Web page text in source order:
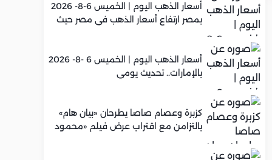
أسعار الذهب اليوم | الخميس 6-8- 2026
بمصر ارتفاع أسعار الذهب في مصر حيث
أسعار الذهب اليوم | الخميس 6 -8- 2026
بالإمارات.. تحديث يومي
كزبرة وعصام صاصا يطرحان «بيان هام»
بالتزامن مع اقتراب عرض فيلم «محمود